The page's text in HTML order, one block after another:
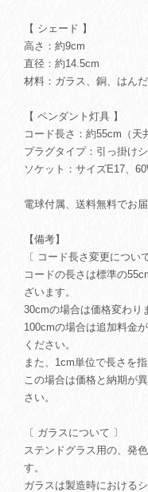
【 シェード 】
高さ：約9cm
直径：約14.5cm
材料：ガラス、銅、はんだ
【 ペンダント灯具 】
コード長さ：約55cm（天
プラグタイプ：引っ掛け
ソケット：サイズE17、
電球付属、送料無料でお届
【備考】
〔 コード長さ変更につい
コードの長さは標準の
ざいます。
30cmの場合は価格変わり
100cmの場合は追加料金
ください。
また、1cm単位で長さを
この場合は価格と納期が
さい。
〔 ガラスについて 〕
ステンドグラス用の、発
す。
ガラスは製造時における